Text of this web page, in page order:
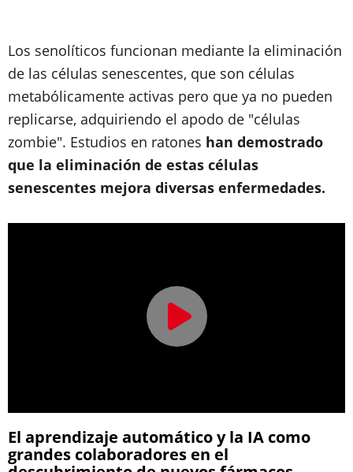
Los senolíticos funcionan mediante la eliminación
de las células senescentes, que son células
metabólicamente activas pero que ya no pueden
replicarse, adquiriendo el apodo de "células
zombie". Estudios en ratones han demostrado
que la eliminación de estas células
senescentes mejora diversas enfermedades.
El aprendizaje automático y la IA como
grandes colaboradores en el